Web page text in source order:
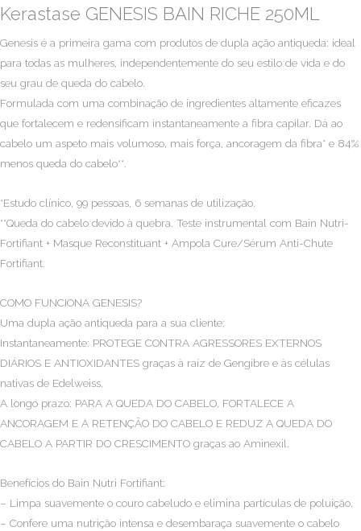
Kerastase GENESIS BAIN RICHE 250ML
Genesis é a primeira gama com produtos de dupla ação antiqueda: ideal
para todas as mulheres, independentemente do seu estilo de vida e do
seu grau de queda do cabelo.
Formulada com uma combinação de ingredientes altamente eficazes
que fortalecem e redensificam instantaneamente a fibra capilar. Dá ao
cabelo um aspeto mais volumoso, mais força, ancoragem da fibra* e 84%
menos queda do cabelo**.
*Estudo clínico, 99 pessoas, 6 semanas de utilização.
**Queda do cabelo devido à quebra. Teste instrumental com Bain Nutri-
Fortifiant + Masque Reconstituant + Ampola Cure/Sérum Anti-Chute
Fortifiant.
COMO FUNCIONA GENESIS?
Uma dupla ação antiqueda para a sua cliente:
Instantaneamente: PROTEGE CONTRA AGRESSORES EXTERNOS
DIÁRIOS E ANTIOXIDANTES graças à raíz de Gengibre e às células
nativas de Edelweiss.
A longo prazo: PARA A QUEDA DO CABELO, FORTALECE A
ANCORAGEM E A RETENÇÃO DO CABELO E REDUZ A QUEDA DO
CABELO A PARTIR DO CRESCIMENTO graças ao Aminexil.
Benefícios do Bain Nutri Fortifiant:
– Limpa suavemente o couro cabeludo e elimina partículas de poluição.
– Confere uma nutrição intensa e desembaraça suavemente o cabelo